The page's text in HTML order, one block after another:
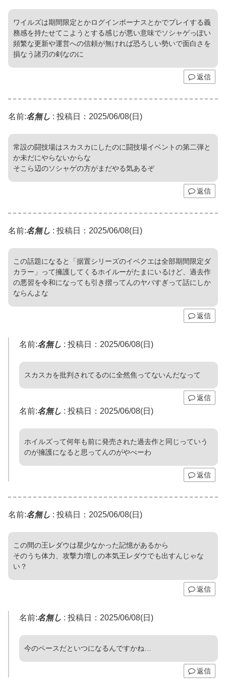
ワイルズは期間限定とかログインボーナスとかでプレイする義
務感を持たせてこようとする感じが悪い意味でソシャゲっぽい
頻繁な更新や運営への信頼が無ければ恐ろしい勢いで面白さを
損なう諸刃の剣なのに
返信
名前:名無し : 投稿日：2025/06/08(日)
常設の闘技場はスカスカにしたのに闘技場イベントの第二弾と
か未だにやらないからな
そこら辺のソシャゲの方がまだやる気あるぞ
返信
名前:名無し : 投稿日：2025/06/08(日)
この話題になると「据置シリーズのイベクエは全部期間限定ダ
カラー」って擁護してくるホイルーがたまにいるけど、過去作
の悪習を令和になっても引き摺ってんのヤバすぎって話にしか
ならんよな
返信
名前:名無し : 投稿日：2025/06/08(日)
スカスカを批判されてるのに全然焦ってないんだなって
返信
名前:名無し : 投稿日：2025/06/08(日)
ホイルズって何年も前に発売された過去作と同じっていう
のが擁護になると思ってんのがやべーわ
返信
名前:名無し : 投稿日：2025/06/08(日)
この間の王レダウは星少なかった記憶があるから
そのうち体力、攻撃力増しの本気王レダウでも出すんじゃな
い？
返信
名前:名無し : 投稿日：2025/06/08(日)
今のペースだといつになるんですかね…
返信